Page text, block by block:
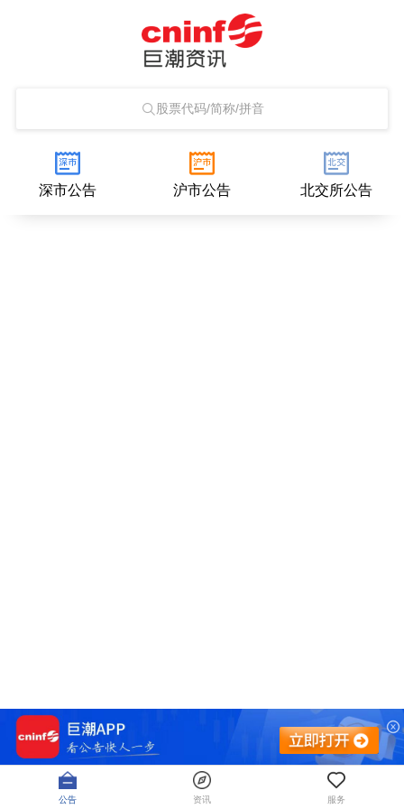
股票代码/简称/拼音
深市公告 沪市公告 北交所公告
公告 资讯 服务